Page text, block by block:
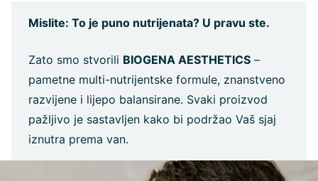
Mislite: To je puno nutrijenata? U pravu ste.
Zato smo stvorili BIOGENA AESTHETICS –
pametne multi-nutrijentske formule, znanstveno
razvijene i lijepo balansirane. Svaki proizvod
pažljivo je sastavljen kako bi podržao Vaš sjaj
iznutra prema van.